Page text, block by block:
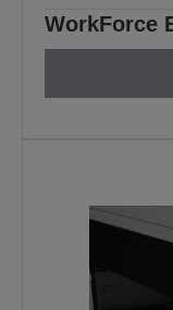
WorkForce